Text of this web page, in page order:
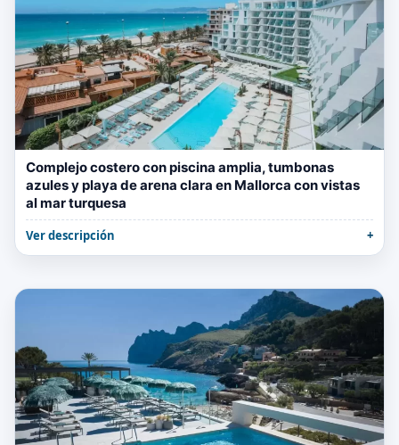
Complejo costero con piscina amplia, tumbonas
azules y playa de arena clara en Mallorca con vistas
al mar turquesa
Ver descripción